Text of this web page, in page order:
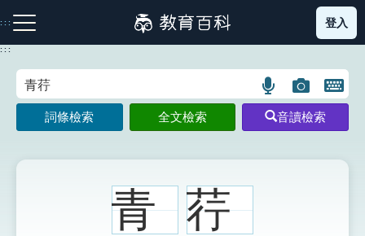
到
主
:::
注音索引圖示 筆畫索引圖示 部首索引表圖示
登入
:::
語
言
搜
圖
片
搜
開
鍵
圖
詞條檢索 全文檢索 音讀檢索
青 荇